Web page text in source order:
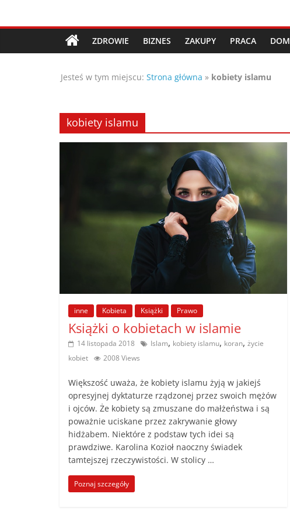
Porady,
wskazówki
oraz
ciekawe
poznaj
poradniki.
Porady
praktyczne
porady
wskazówki
poradniki
na
każdy
temat
ZDROWIE BIZNES ZAKUPY PRACA DOM
Jesteś w tym miejscu: Strona główna » kobiety islamu
kobiety islamu
inne Kobieta Książki Prawo
Książki o kobietach w islamie
14 listopada 2018 Islam, kobiety islamu, koran, życie
kobiet
2008 Views
Większość uważa, że kobiety islamu żyją w jakiejś
opresyjnej dyktaturze rządzonej przez swoich mężów
i ojców. Że kobiety są zmuszane do małżeństwa i są
poważnie uciskane przez zakrywanie głowy
hidżabem. Niektóre z podstaw tych idei są
prawdziwe. Karolina Kozioł naoczny świadek
tamtejszej rzeczywistości. W stolicy …
Poznaj szczegóły